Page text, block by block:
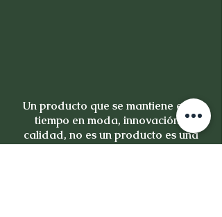
Un producto que se mantiene en el
tiempo en moda, innovación y
calidad, no es un producto es una